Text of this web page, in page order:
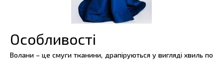
Особливості
Волани – це смуги тканини, драпіруються у вигляді хвиль по